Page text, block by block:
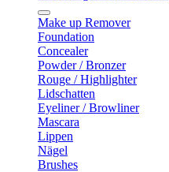
Make up Remover
Foundation
Concealer
Powder / Bronzer
Rouge / Highlighter
Lidschatten
Eyeliner / Browliner
Mascara
Lippen
Nägel
Brushes